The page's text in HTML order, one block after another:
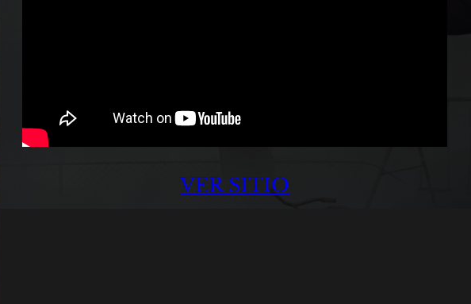
VER SITIO